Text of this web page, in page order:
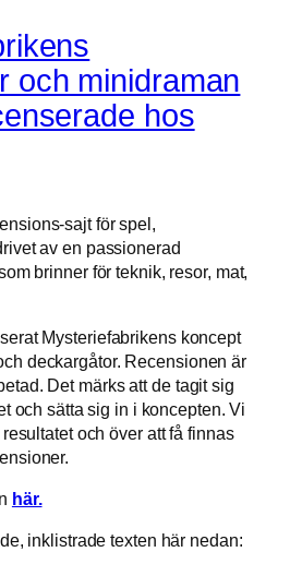
och minidraman
hos
sajt för spel,
av en passionerad
brinner för teknik, resor, mat,
Mysteriefabrikens koncept
deckargåtor. Recensionen är
Det märks att de tagit sig
och sätta sig in i koncepten. Vi
och över att få finnas
här.
inklistrade texten här nedan: